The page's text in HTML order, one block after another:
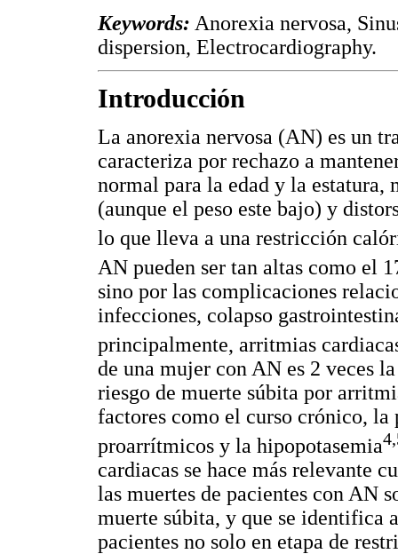
Keywords: Anorexia nervosa,
dispersion, Electrocardiography.
Introducción
La anorexia nervosa (AN) es un
caracteriza por rechazo a
normal para la edad y la estatura,
(aunque el peso este bajo) y
lo que lleva a una restricción
AN pueden ser tan altas como el
sino por las complicaciones
infecciones, colapso
principalmente, arritmias
de una mujer con AN es 2 veces
riesgo de muerte súbita por
factores como el curso crónico,
proarrítmicos y la hipopotasemia
cardiacas se hace más relevante
las muertes de pacientes con AN
muerte súbita, y que se identifica
pacientes no solo en etapa de